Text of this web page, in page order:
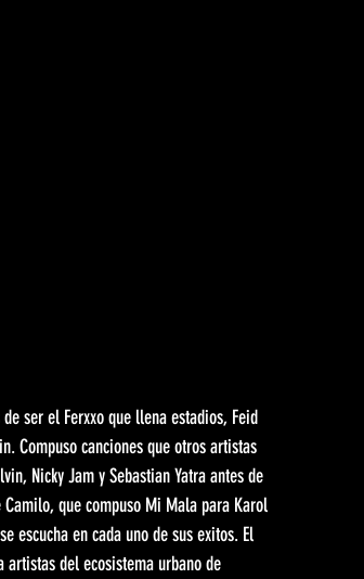
ser el Ferxxo que llena estadios, Feid
Compuso canciones que otros artistas
Nicky Jam y Sebastian Yatra antes de
que compuso Mi Mala para Karol
escucha en cada uno de sus exitos. El
del ecosistema urbano de